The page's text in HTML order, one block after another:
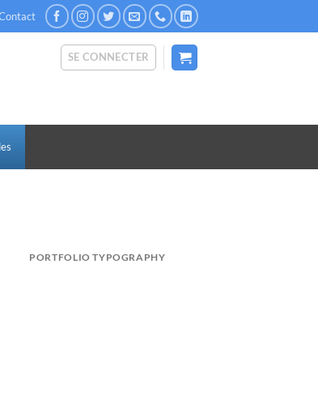
SE CONNECTER
PORTFOLIO TYPOGRAPHY